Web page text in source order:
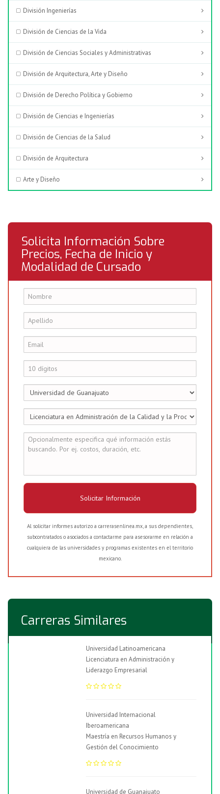
División Ingenierías
División de Ciencias de la Vida
División de Ciencias Sociales y Administrativas
División de Arquitectura, Arte y Diseño
División de Derecho Política y Gobierno
División de Ciencias e Ingenierías
División de Ciencias de la Salud
División de Arquitectura
Arte y Diseño
Solicita Información Sobre
Precios, Fecha de Inicio y
Modalidad de Cursado
Solicitar Información
Al solicitar informes autorizo a carrerasenlinea.mx, a sus dependientes,
subcontratados o asociados a contactarme para asesorarme en relación a
cualquiera de las universidades y programas existentes en el territorio
mexicano.
Carreras Similares
Universidad Latinoamericana
Licenciatura en Administración y
Liderazgo Empresarial
Universidad Internacional
Iberoamericana
Maestría en Recursos Humanos y
Gestión del Conocimiento
Universidad de Guanajuato